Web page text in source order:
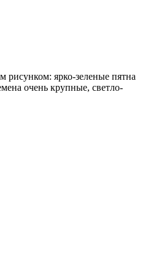
рисунком: ярко-зеленые пятна
очень крупные, светло-